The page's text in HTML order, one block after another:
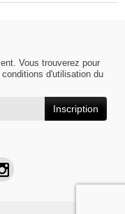
Vous trouverez pour
d'utilisation du
Inscription